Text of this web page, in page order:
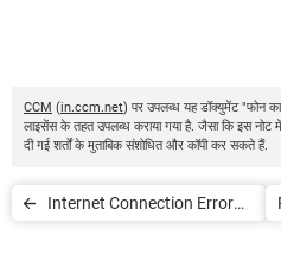
CCM (in.ccm.net) पर उपलब्ध यह डॉक्युमेंट "फोन
लाइसेंस के तहत उपलब्ध कराया गया है. जैसा कि इस
दी गई शर्तों के मुताबिक संशोधित और कॉपी कर सकते हैं.
Internet Connection Error